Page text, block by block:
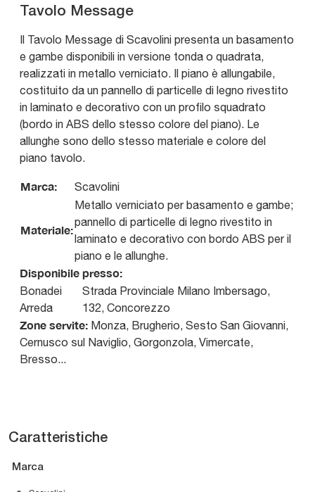
Tavolo Message
Il Tavolo Message di Scavolini presenta un basamento
e gambe disponibili in versione tonda o quadrata,
realizzati in metallo verniciato. Il piano è allungabile,
costituito da un pannello di particelle di legno rivestito
in laminato e decorativo con un profilo squadrato
(bordo in ABS dello stesso colore del piano). Le
allunghe sono dello stesso materiale e colore del
piano tavolo.
Marca: Scavolini
Materiale:
Metallo verniciato per basamento e gambe;
pannello di particelle di legno rivestito in
laminato e decorativo con bordo ABS per il
piano e le allunghe.
Disponibile presso:
Bonadei
Arreda
Strada Provinciale Milano Imbersago,
132, Concorezzo
Zone servite: Monza, Brugherio, Sesto San Giovanni,
Cernusco sul Naviglio, Gorgonzola, Vimercate,
Bresso...
Caratteristiche
Marca